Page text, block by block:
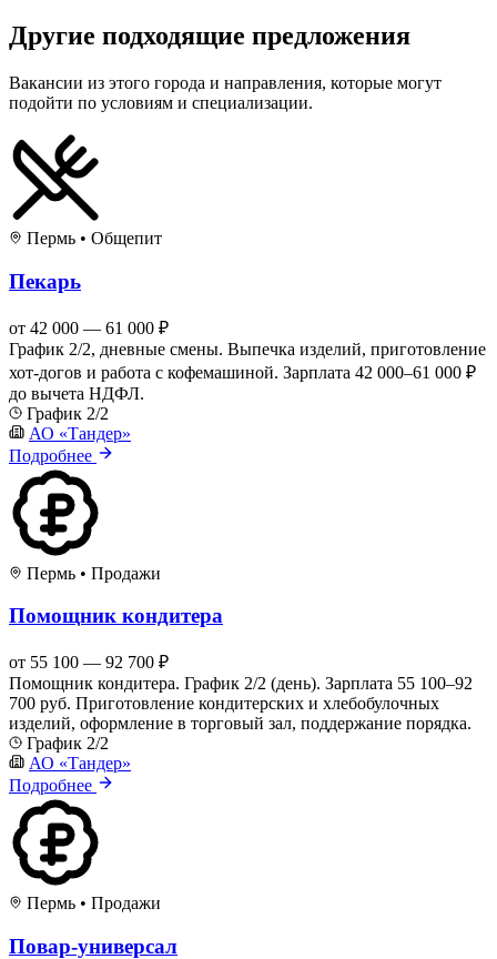
Другие подходящие предложения
Вакансии из этого города и направления, которые могут
подойти по условиям и специализации.
Пермь • Общепит
Пекарь
от 42 000 — 61 000 ₽
График 2/2, дневные смены. Выпечка изделий, приготовление
хот-догов и работа с кофемашиной. Зарплата 42 000–61 000 ₽
до вычета НДФЛ.
График 2/2
АО «Тандер»
Подробнее
Пермь • Продажи
Помощник кондитера
от 55 100 — 92 700 ₽
Помощник кондитера. График 2/2 (день). Зарплата 55 100–92
700 руб. Приготовление кондитерских и хлебобулочных
изделий, оформление в торговый зал, поддержание порядка.
График 2/2
АО «Тандер»
Подробнее
Пермь • Продажи
Повар-универсал